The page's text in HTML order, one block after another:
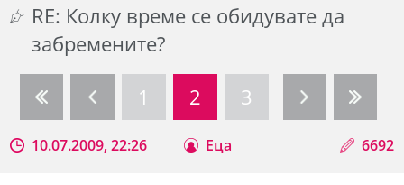
RE: Колку време се обидувате да
забремените?
1
2 3
10.07.2009, 22:26 Еца 6692